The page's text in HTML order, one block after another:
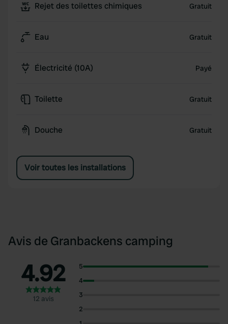
Rejet des toilettes chimiques Gratuit
Eau Gratuit
Électricité (10A) Payé
Toilette Gratuit
Douche Gratuit
Voir toutes les installations
Avis de Granbackens camping
4.92
12 avis
5
4
3
2